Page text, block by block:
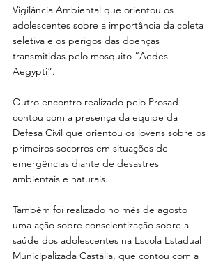
IMPORTANTE
Vigilância Ambiental que orientou os
adolescentes sobre a importância da coleta
seletiva e os perigos das doenças
transmitidas pelo mosquito “Aedes
Aegypti”.
Outro encontro realizado pelo Prosad
contou com a presença da equipe da
Defesa Civil que orientou os jovens sobre os
primeiros socorros em situações de
emergências diante de desastres
ambientais e naturais.
Também foi realizado no mês de agosto
uma ação sobre conscientização sobre a
saúde dos adolescentes na Escola Estadual
Municipalizada Castália, que contou com a